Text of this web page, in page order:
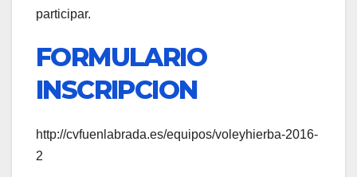
participar.
FORMULARIO
INSCRIPCION
http://cvfuenlabrada.es/equipos/voleyhierba-2016-
2